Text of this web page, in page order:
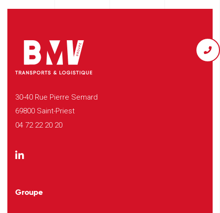
30-40 Rue Pierre Semard
69800 Saint-Priest
04 72 22 20 20
Groupe